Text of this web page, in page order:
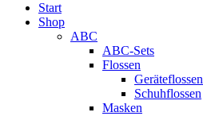
Start
Shop
ABC
ABC-Sets
Flossen
Geräteflossen
Schuhflossen
Masken